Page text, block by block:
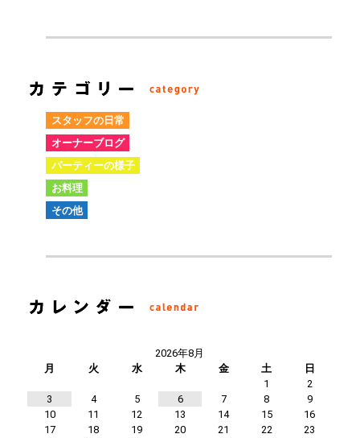
スタッフの日常
オーナーブログ
パーティーの様子
お料理
その他
2026年8月
月
火 水 木 金 土
日
1
2
3
4 5 6 7 8
9
10
11 12 13 14 15
16
17
18 19 20 21 22
23